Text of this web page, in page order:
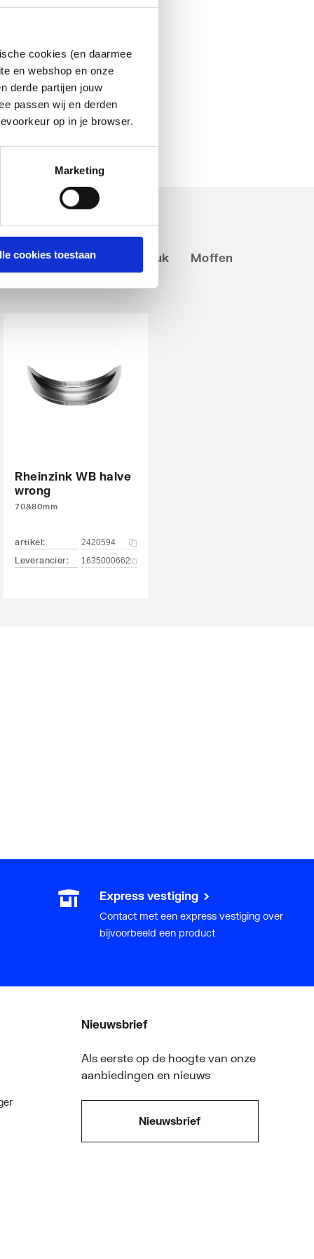
cookies (en daarmee
en webshop en onze
derde partijen jouw
passen wij en derden
op in je browser.
Marketing
cookies toestaan Sprongstuk Moffen
Rheinzink WB halve
wrong
70&80mm
artikel: 2420594
Leverancier: 1635000662
Express vestiging
Contact met een express vestiging over
bijvoorbeeld een product
Nieuwsbrief
Als eerste op de hoogte van onze
aanbiedingen en nieuws
Nieuwsbrief